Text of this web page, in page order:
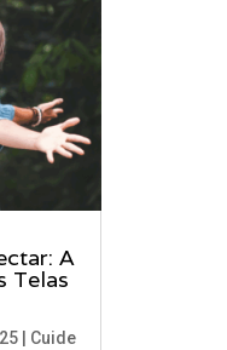
A
Telas
| Cuide